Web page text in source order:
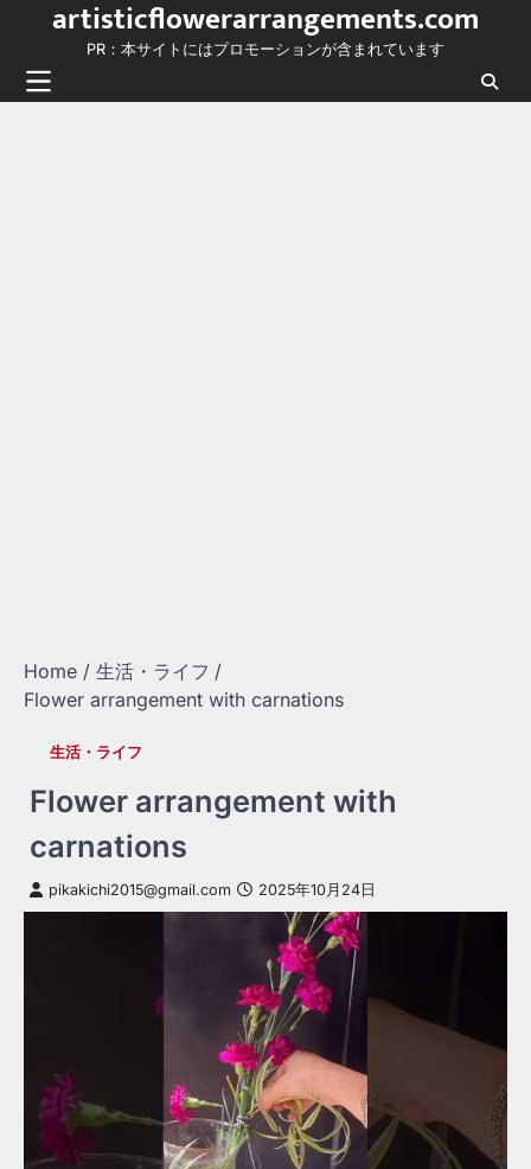
content
artisticflowerarrangements.com
PR：本サイトにはプロモーションが含まれています
Home
生活・ライフ
Flower arrangement with carnations
生活・ライフ
Flower arrangement with
carnations
pikakichi2015@gmail.com 2025年10月24日